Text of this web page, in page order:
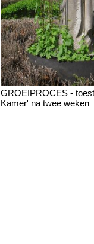
GROEIPROCES -
Kamer' na twee weken